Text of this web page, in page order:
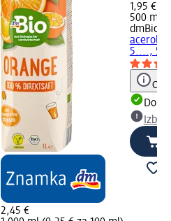
2,45 €
1,95 €
500 ml
dmBio
acerolo,
5....,